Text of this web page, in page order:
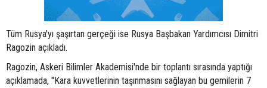
Tüm Rusya'yı şaşırtan gerçeği ise Rusya Başbakan Yardımcısı Dimitri
Ragozin açıkladı.
Ragozin, Askeri Bilimler Akademisi'nde bir toplantı sırasında yaptığı
açıklamada, "Kara kuvvetlerinin taşınmasını sağlayan bu gemilerin 7